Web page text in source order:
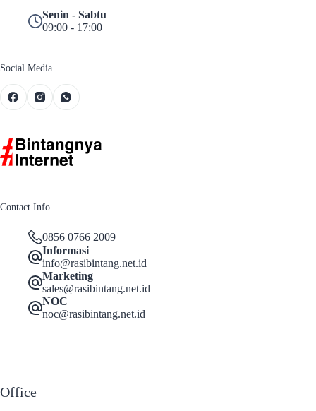
Senin - Sabtu
09:00 - 17:00
Social Media
Contact Info
0856 0766 2009
Informasi
info@rasibintang.net.id
Marketing
sales@rasibintang.net.id
NOC
noc@rasibintang.net.id
Office